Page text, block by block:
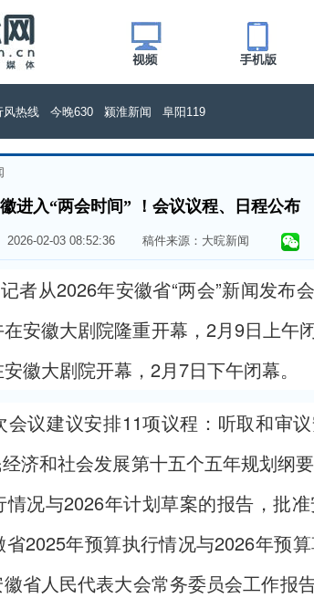
风热线 今晚630 颍淮新闻 阜阳119
进入“两会时间” ！会议议程、日程公布
2026-02-03 08:52:36 稿件来源：大晥新闻
者从2026年安徽省“两会”新闻发布
安徽大剧院隆重开幕，2月9日上午
徽大剧院开幕，2月7日下午闭幕。
议建议安排11项议程：听取和审
济和社会发展第十五个五年规划纲
况与2026年计划草案的报告，批
2025年预算执行情况与2026年预
省人民代表大会常务委员会工作报